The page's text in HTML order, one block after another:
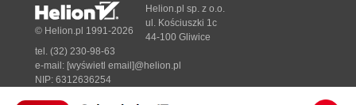
© Helion.pl 1991-2026
Helion.pl sp. z o.o.
ul. Kościuszki 1c
44-100 Gliwice
tel. (32) 230-98-63
e-mail: [wyświetl email]@helion.pl
NIP: 6312636254